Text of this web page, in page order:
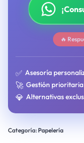
🔥
✅ Asesoría
🚀 Gestión prioritaria
💎 Alternativas
Categoría: Papelería